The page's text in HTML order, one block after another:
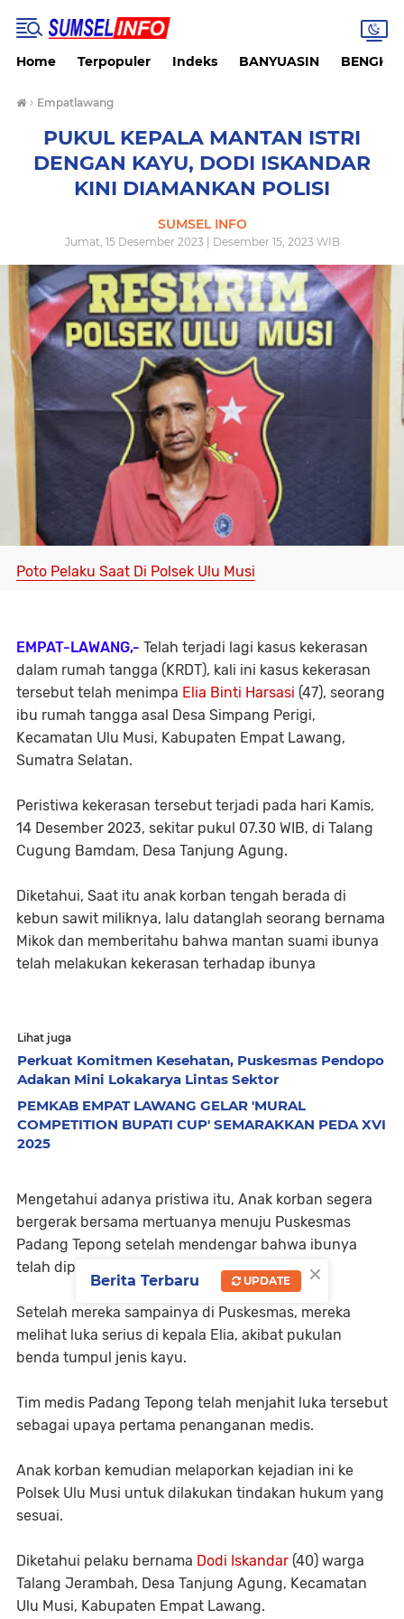
Home Terpopuler Indeks BANYUASIN
› Empatlawang
PUKUL KEPALA MANTAN ISTRI
DENGAN KAYU, DODI ISKANDAR
KINI DIAMANKAN POLISI
SUMSEL INFO
Jumat, 15 Desember 2023 | Desember 15, 2023 WIB
Poto Pelaku Saat Di Polsek Ulu Musi
EMPAT-LAWANG,- Telah terjadi lagi kasus kekerasan
dalam rumah tangga (KRDT), kali ini kasus kekerasan
tersebut telah menimpa Elia Binti Harsasi (47), seorang
ibu rumah tangga asal Desa Simpang Perigi,
Kecamatan Ulu Musi, Kabupaten Empat Lawang,
Sumatra Selatan.
Peristiwa kekerasan tersebut terjadi pada hari Kamis,
14 Desember 2023, sekitar pukul 07.30 WIB, di Talang
Cugung Bamdam, Desa Tanjung Agung.
Diketahui, Saat itu anak korban tengah berada di
kebun sawit miliknya, lalu datanglah seorang bernama
Mikok dan memberitahu bahwa mantan suami ibunya
telah melakukan kekerasan terhadap ibunya
Lihat juga
Perkuat Komitmen Kesehatan, Puskesmas Pendopo
Adakan Mini Lokakarya Lintas Sektor
PEMKAB EMPAT LAWANG GELAR 'MURAL
COMPETITION BUPATI CUP' SEMARAKKAN PEDA XVI
2025
Mengetahui adanya pristiwa itu, Anak korban segera
bergerak bersama mertuanya menuju Puskesmas
Padang Tepong setelah mendengar bahwa ibunya
telah dipukul oleh Dodi mantan suaminya
Setelah mereka sampainya di Puskesmas, mereka
melihat luka serius di kepala Elia, akibat pukulan
benda tumpul jenis kayu.
Tim medis Padang Tepong telah menjahit luka tersebut
sebagai upaya pertama penanganan medis.
Anak korban kemudian melaporkan kejadian ini ke
Polsek Ulu Musi untuk dilakukan tindakan hukum yang
sesuai.
Diketahui pelaku bernama Dodi Iskandar (40) warga
Talang Jerambah, Desa Tanjung Agung, Kecamatan
Ulu Musi, Kabupaten Empat Lawang.
×
Berita Terbaru UPDATE